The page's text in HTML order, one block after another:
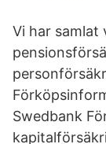
Vi har samlat
Swedbank